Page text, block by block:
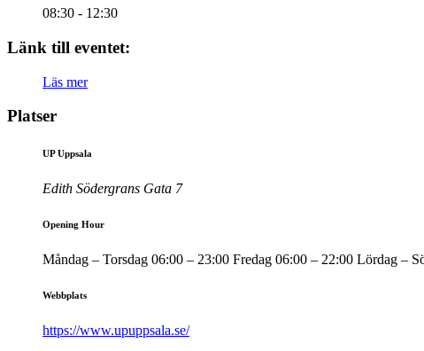
08:30 - 12:30
Länk till eventet:
Läs mer
Platser
UP Uppsala
Edith Södergrans Gata 7
Opening Hour
Måndag – Torsdag 06:00 – 23:00 Fredag 06:00 – 22:00 Lördag –
Webbplats
https://www.upuppsala.se/